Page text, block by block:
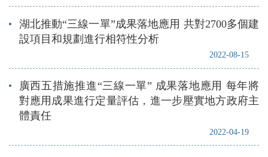
湖北推動“三線一單”成果落地應用 共對2700多個建
設項目和規劃進行相符性分析
2022-08-15
廣西五措施推進“三線一單” 成果落地應用 每年將
對應用成果進行定量評估，進一步壓實地方政府主
體責任
2022-04-19